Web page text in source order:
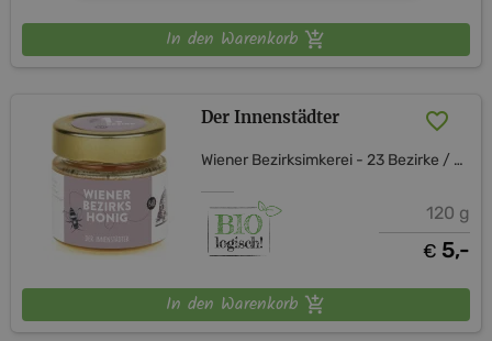
In den Warenkorb
Der Innenstädter
Wiener Bezirksimkerei - 23 Bezirke / 23 Bezirkshonige
120 g
€ 5,-
In den Warenkorb